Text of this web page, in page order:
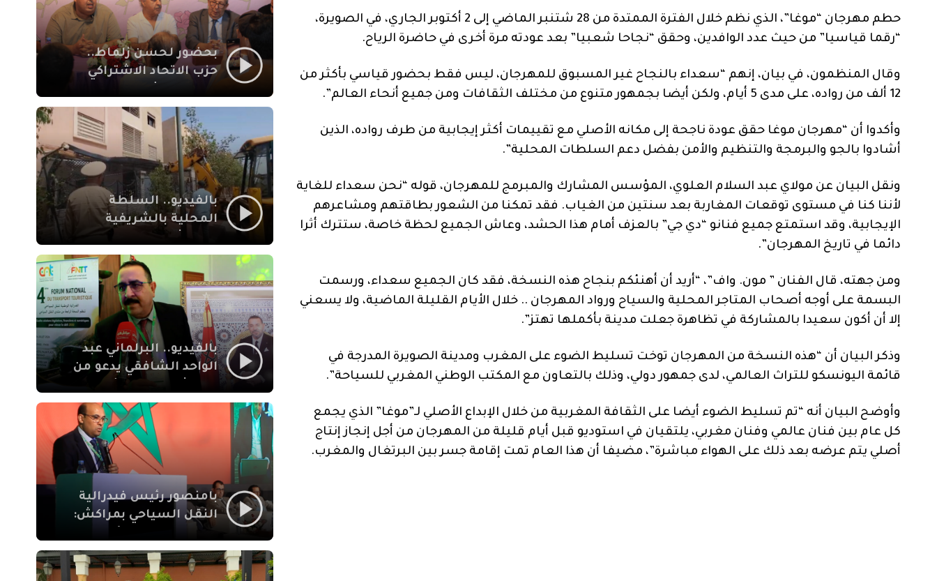
حطم مهرجان “موغا”، الذي نظم خلال الفترة الممتدة من 28 شتنبر الماضي إلى 2 أكتوبر الجاري، في الصويرة،
“رقما قياسيا” من حيث عدد الوافدين، وحقق “نجاحا شعبيا” بعد عودته مرة أخرى في حاضرة الرياح.
وقال المنظمون، في بيان، إنهم “سعداء بالنجاح غير المسبوق للمهرجان، ليس فقط بحضور قياسي بأكثر من
12 ألف من رواده، على مدى 5 أيام، ولكن أيضا بجمهور متنوع من مختلف الثقافات ومن جميع أنحاء العالم”.
وأكدوا أن “مهرجان موغا حقق عودة ناجحة إلى مكانه الأصلي مع تقييمات أكثر إيجابية من طرف رواده، الذين
أشادوا بالجو والبرمجة والتنظيم والأمن بفضل دعم السلطات المحلية”.
ونقل البيان عن مولاي عبد السلام العلوي، المؤسس المشارك والمبرمج للمهرجان، قوله “نحن سعداء للغاية
لأننا كنا في مستوى توقعات المغاربة بعد سنتين من الغياب. فقد تمكنا من الشعور بطاقتهم ومشاعرهم
الإيجابية، وقد استمتع جميع فنانو “دي جي” بالعزف أمام هذا الحشد، وعاش الجميع لحظة خاصة، ستترك أثرا
دائما في تاريخ المهرجان”.
ومن جهته، قال الفنان ” مون. واف”، “أريد أن أهنئكم بنجاح هذه النسخة، فقد كان الجميع سعداء، ورسمت
البسمة على أوجه أصحاب المتاجر المحلية والسياح ورواد المهرجان .. خلال الأيام القليلة الماضية، ولا يسعني
إلا أن أكون سعيدا بالمشاركة في تظاهرة جعلت مدينة بأكملها تهتز”.
وذكر البيان أن “هذه النسخة من المهرجان توخت تسليط الضوء على المغرب ومدينة الصويرة المدرجة في
قائمة اليونسكو للتراث العالمي، لدى جمهور دولي، وذلك بالتعاون مع المكتب الوطني المغربي للسياحة”.
وأوضح البيان أنه “تم تسليط الضوء أيضا على الثقافة المغربية من خلال الإبداع الأصلي لـ”موغا” الذي يجمع
كل عام بين فنان عالمي وفنان مغربي، يلتقيان في استوديو قبل أيام قليلة من المهرجان من أجل إنجاز إنتاج
أصلي يتم عرضه بعد ذلك على الهواء مباشرة”، مضيفا أن هذا العام تمت إقامة جسر بين البرتغال والمغرب.
بحضور لحسن زلماط..
حزب الاتحاد الاشتراكي
مقراً بمقاطعة سيدي
يوسف بن علي مراكش
بالفيديو.. السلطة
المحلية بالشريفية
بنايات غير قانونية بإقامة
الإيمان
بالفيديو.. البرلماني عبد
الواحد الشافقي يدعو من
النقل السياحي لمواكبة
بامنصور رئيس فيدرالية
النقل السياحي بمراكش:
والاصلاح التشريعي
ركيزتان أساسيتان لكسب